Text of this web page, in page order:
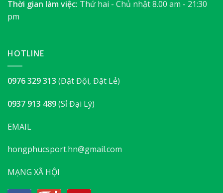
Thời gian làm việc: Thứ hai - Chủ nhật 8.00 am - 21:30
pm
HOTLINE
0976 329 313 (Đặt Đội, Đặt Lẻ)
0937 913 489(Sỉ Đại Lý)
EMAIL
hongphucsport.hn@gmail.com
MẠNG XÃ HỘI